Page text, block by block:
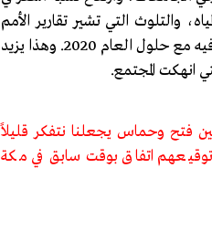
والمياه، والتلوث التي تشير تقارير الأمم
المتحدة على انها ستجعل من قطاع غزة مكاناً غير آمن للعيش والحياة فيه مع حلول العام 2020. وهذا يزيد
انهكت المجتمع.
فتح وحماس يجعلنا نتفكر قليلاً
توقيعهم اتفاق بوقت سابق في مكة